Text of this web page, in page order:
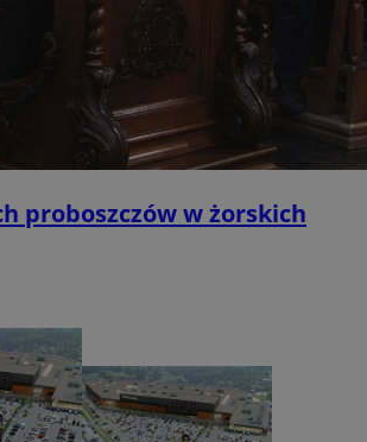
proboszczów w żorskich